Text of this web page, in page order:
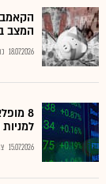
המצב
18.07.2026
8
למניות
15.07.2026